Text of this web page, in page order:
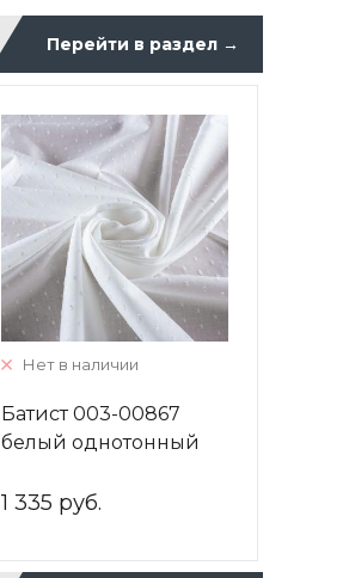
Перейти в раздел →
Нет в наличии
Батист 003-00867
белый однотонный
1 335 руб.